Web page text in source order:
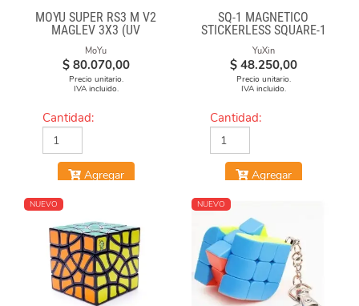
MOYU SUPER RS3 M V2
MAGLEV 3X3 (UV
COATED)
MoYu
$ 80.070,00
Precio unitario.
IVA incluido.
Cantidad:
Agregar
SQ-1 MAGNÉTICO
STICKERLESS SQUARE-1
YuXin
$ 48.250,00
Precio unitario.
IVA incluido.
Cantidad:
Agregar
NUEVO NUEVO